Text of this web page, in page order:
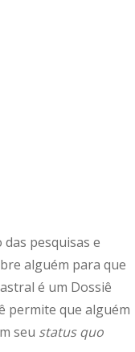
pesquisas e
alguém para que
é um Dossiê
permite que alguém
seu status quo